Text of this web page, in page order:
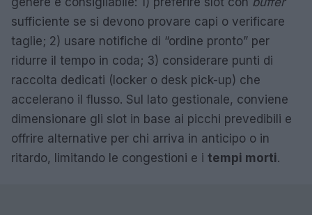
sufficiente se si devono provare capi o verificare
taglie; 2) usare notifiche di “ordine pronto” per
ridurre il tempo in coda; 3) considerare punti di
raccolta dedicati (locker o desk pick-up) che
accelerano il flusso. Sul lato gestionale, conviene
dimensionare gli slot in base ai picchi prevedibili e
offrire alternative per chi arriva in anticipo o in
ritardo, limitando le congestioni e i tempi morti.